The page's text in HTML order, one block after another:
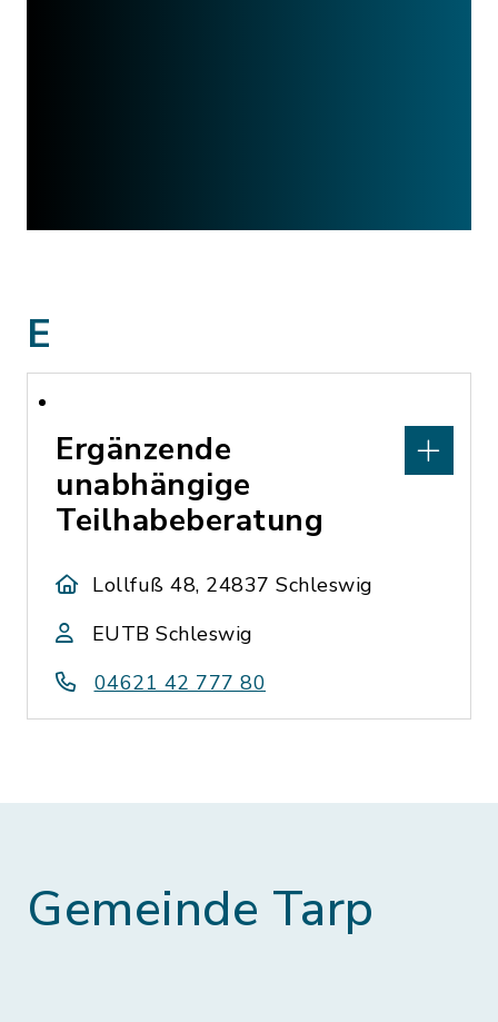
E
Ergänzende
unabhängige
Teilhabeberatung
Lollfuß 48, 24837 Schleswig
EUTB Schleswig
04621 42 777 80
Gemeinde Tarp